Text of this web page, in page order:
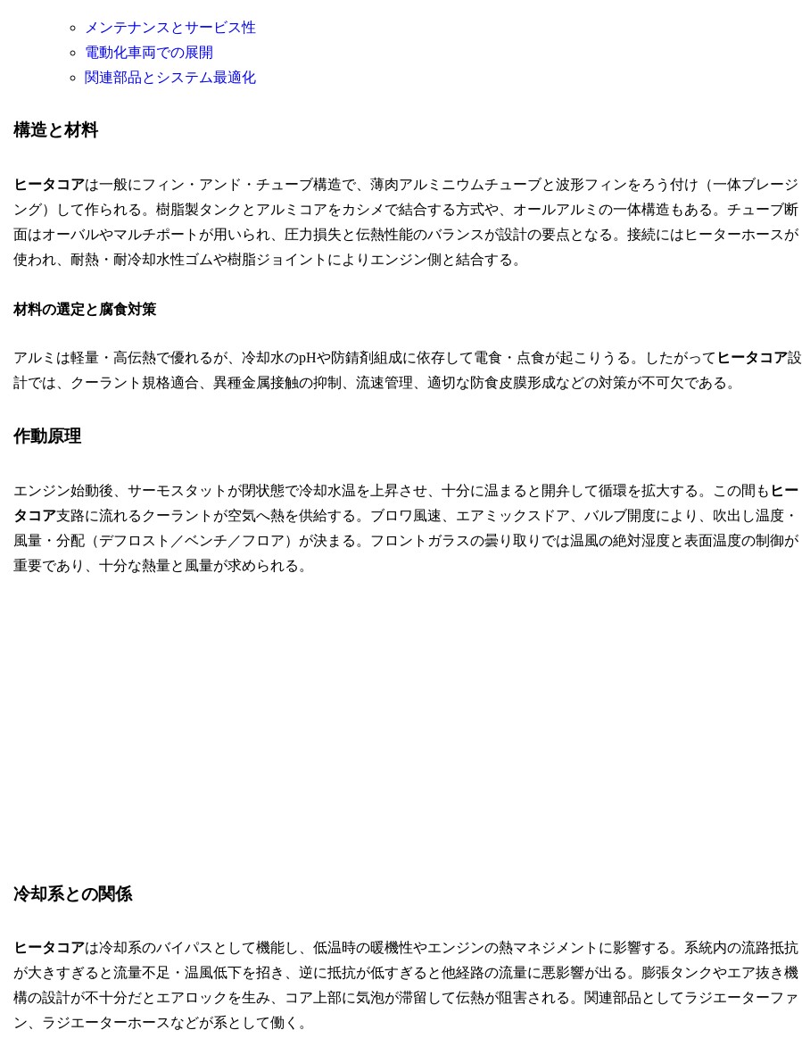
メンテナンスとサービス性
電動化車両での展開
関連部品とシステム最適化
構造と材料
ヒータコアは一般にフィン・アンド・チューブ構造で、薄肉アルミニウムチューブと波形フィンをろう付け（一体ブレージ
ング）して作られる。樹脂製タンクとアルミコアをカシメで結合する方式や、オールアルミの一体構造もある。チューブ断
面はオーバルやマルチポートが用いられ、圧力損失と伝熱性能のバランスが設計の要点となる。接続にはヒーターホースが
使われ、耐熱・耐冷却水性ゴムや樹脂ジョイントによりエンジン側と結合する。
材料の選定と腐食対策
アルミは軽量・高伝熱で優れるが、冷却水のpHや防錆剤組成に依存して電食・点食が起こりうる。したがって ヒータコア設
計では、クーラント規格適合、異種金属接触の抑制、流速管理、適切な防食皮膜形成などの対策が不可欠である。
作動原理
エンジン始動後、サーモスタットが閉状態で冷却水温を上昇させ、十分に温まると開弁して循環を拡大する。この間も ヒー
タコア支路に流れるクーラントが空気へ熱を供給する。ブロワ風速、エアミックスドア、バルブ開度により、吹出し温度・
風量・分配（デフロスト／ベンチ／フロア）が決まる。フロントガラスの曇り取りでは温風の絶対湿度と表面温度の制御が
重要であり、十分な熱量と風量が求められる。
冷却系との関係
ヒータコアは冷却系のバイパスとして機能し、低温時の暖機性やエンジンの熱マネジメントに影響する。系統内の流路抵抗
が大きすぎると流量不足・温風低下を招き、逆に抵抗が低すぎると他経路の流量に悪影響が出る。膨張タンクやエア抜き機
構の設計が不十分だとエアロックを生み、コア上部に気泡が滞留して伝熱が阻害される。関連部品としてラジエーターファ
ン、ラジエーターホースなどが系として働く。